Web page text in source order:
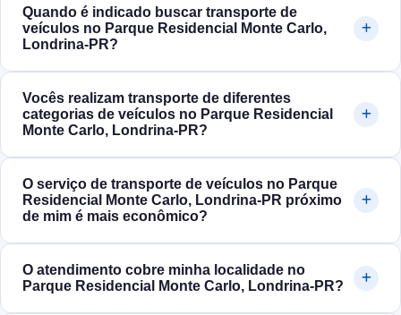
Quando é indicado buscar transporte de
veículos no Parque Residencial Monte Carlo,
Londrina‑PR?
Vocês realizam transporte de diferentes
categorias de veículos no Parque Residencial
Monte Carlo, Londrina‑PR?
O serviço de transporte de veículos no Parque
Residencial Monte Carlo, Londrina‑PR próximo
de mim é mais econômico?
O atendimento cobre minha localidade no
Parque Residencial Monte Carlo, Londrina‑PR?